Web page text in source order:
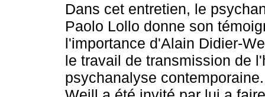
Dans cet entretien, le
Paolo Lollo donne son
l'importance d'Alain Didier-
le travail de transmission de
psychanalyse